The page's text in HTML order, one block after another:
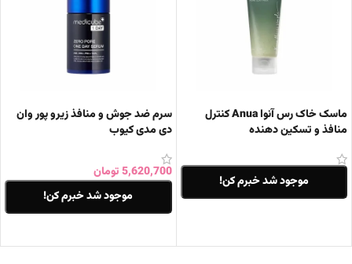
ماسک خاک رس آنوا Anua کنترل
منافذ و تسکین دهنده
موجود شد خبرم کن!
سرم ضد جوش و منافذ زیرو پور وان
دی مدی کیوب
5,620,700تومان
موجود شد خبرم کن!